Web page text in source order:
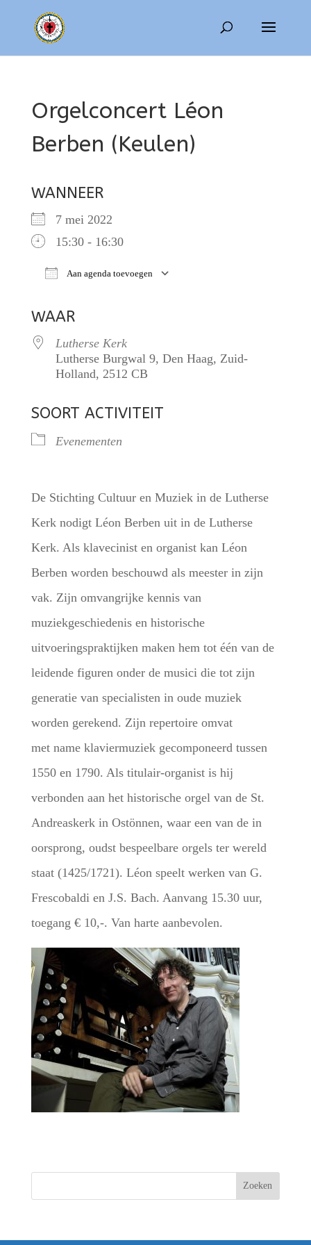
Orgelconcert Léon
Berben (Keulen)
WANNEER
7 mei 2022
15:30 - 16:30
Aan agenda toevoegen
WAAR
Lutherse Kerk
Lutherse Burgwal 9, Den Haag, Zuid-
Holland, 2512 CB
SOORT ACTIVITEIT
Evenementen
De Stichting Cultuur en Muziek in de Lutherse
Kerk nodigt Léon Berben uit in de Lutherse
Kerk. Als klavecinist en organist kan Léon
Berben worden beschouwd als meester in zijn
vak. Zijn omvangrijke kennis van
muziekgeschiedenis en historische
uitvoeringspraktijken maken hem tot één van de
leidende figuren onder de musici die tot zijn
generatie van specialisten in oude muziek
worden gerekend. Zijn repertoire omvat
met name klaviermuziek gecomponeerd tussen
1550 en 1790. Als titulair-organist is hij
verbonden aan het historische orgel van de St.
Andreaskerk in Ostönnen, waar een van de in
oorsprong, oudst bespeelbare orgels ter wereld
staat (1425/1721). Léon speelt werken van G.
Frescobaldi en J.S. Bach. Aanvang 15.30 uur,
toegang € 10,-. Van harte aanbevolen.